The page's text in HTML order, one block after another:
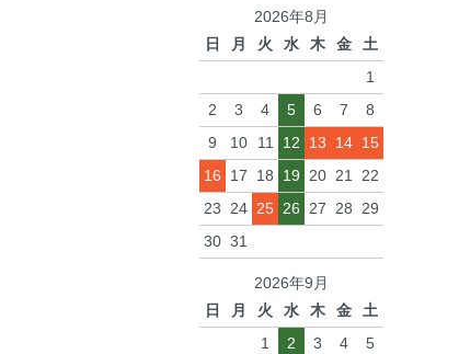
2026年8月
日
月 火 水 木 金
土
1
2
3 4 5 6 7
8
9
10 11 12 13 14 15
16
17 18 19 20 21 22
23 24 25 26 27 28 29
30 31
2026年9月
日
月 火 水 木 金
土
1
2 3 4
5